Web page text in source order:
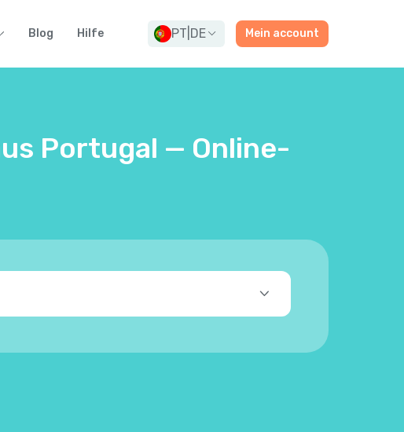
Blog Hilfe PT DE Mein account
Portugal — Online-